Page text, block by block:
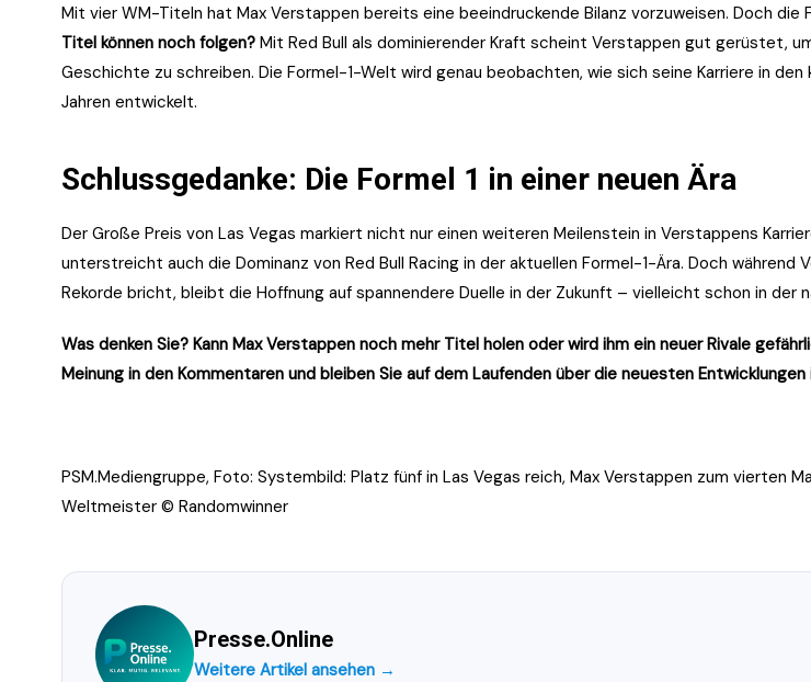
Mit vier WM-Titeln hat Max Verstappen bereits eine beeindruckende Bilanz vorzuweisen. Doch die
Titel können noch folgen? Mit Red Bull als dominierender Kraft scheint Verstappen gut gerüstet,
Geschichte zu schreiben. Die Formel-1-Welt wird genau beobachten, wie sich seine Karriere in den
Jahren entwickelt.
Schlussgedanke: Die Formel 1 in einer neuen Ära
Der Große Preis von Las Vegas markiert nicht nur einen weiteren Meilenstein in Verstappens
unterstreicht auch die Dominanz von Red Bull Racing in der aktuellen Formel-1-Ära. Doch während
Rekorde bricht, bleibt die Hoffnung auf spannendere Duelle in der Zukunft – vielleicht schon in der
Was denken Sie? Kann Max Verstappen noch mehr Titel holen oder wird ihm ein neuer Rivale
Meinung in den Kommentaren und bleiben Sie auf dem Laufenden über die neuesten Entwicklungen
PSM.Mediengruppe, Foto: Systembild: Platz fünf in Las Vegas reich, Max Verstappen zum vierten
Weltmeister © Randomwinner
Presse.Online
Weitere Artikel ansehen →